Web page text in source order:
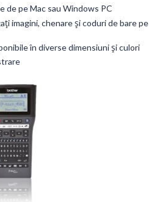
pe Mac sau Windows PC
imagini, chenare și coduri de bare pe
în diverse dimensiuni și culori